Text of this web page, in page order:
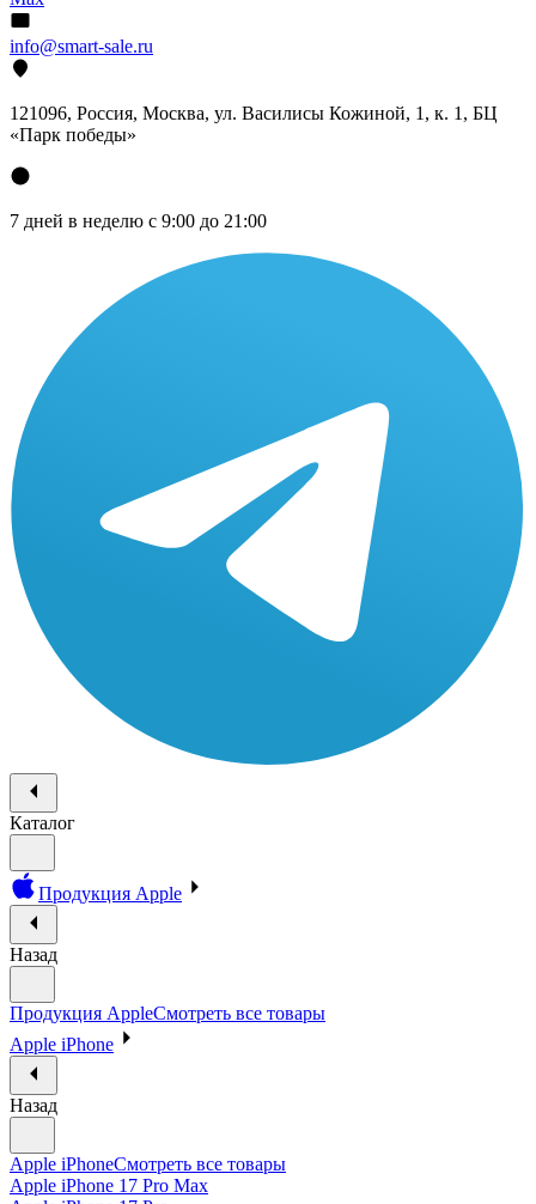
info@smart-sale.ru
121096, Россия, Москва, ул. Василисы Кожиной, 1, к. 1, БЦ
«Парк победы»
7 дней в неделю с 9:00 до 21:00
Каталог
Продукция Apple
Назад
Продукция AppleСмотреть все товары
Apple iPhone
Назад
Apple iPhoneСмотреть все товары
Apple iPhone 17 Pro Max